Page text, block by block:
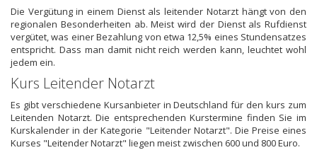
Die Vergütung in einem Dienst als leitender Notarzt hängt von den
regionalen Besonderheiten ab. Meist wird der Dienst als Rufdienst
vergütet, was einer Bezahlung von etwa 12,5% eines Stundensatzes
entspricht. Dass man damit nicht reich werden kann, leuchtet wohl
jedem ein.
Kurs Leitender Notarzt
Es gibt verschiedene Kursanbieter in Deutschland für den kurs zum
Leitenden Notarzt. Die entsprechenden Kurstermine finden Sie im
Kurskalender in der Kategorie "Leitender Notarzt". Die Preise eines
Kurses "Leitender Notarzt" liegen meist zwischen 600 und 800 Euro.